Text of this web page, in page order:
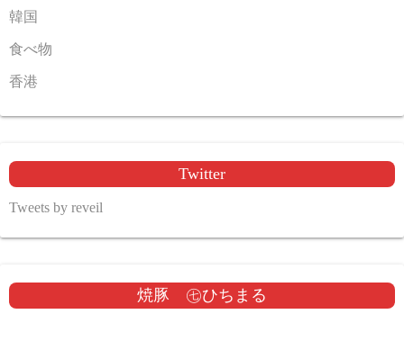
韓国
食べ物
香港
Twitter
Tweets by reveil
焼豚 ㊆ひちまる